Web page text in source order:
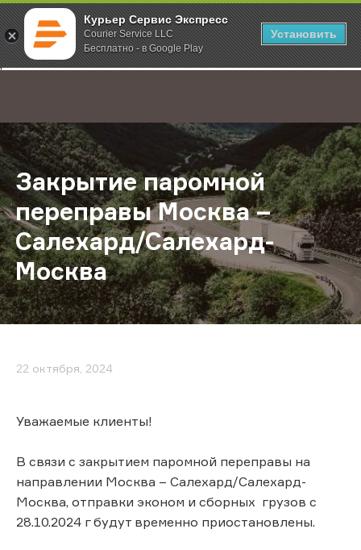
Курьер Сервис Экспресс
Courier Service LLC
Бесплатно - в Google Play
Установить
;
Главная О компании Новости Закрытие паромной переправы
Закрытие паромной
переправы Москва –
Салехард/Салехард-
Москва
22 октября, 2024
Уважаемые клиенты!
В связи с закрытием паромной переправы на
направлении Москва – Салехард/Салехард-
Москва, отправки эконом и сборных грузов с
28.10.2024 г будут временно приостановлены.